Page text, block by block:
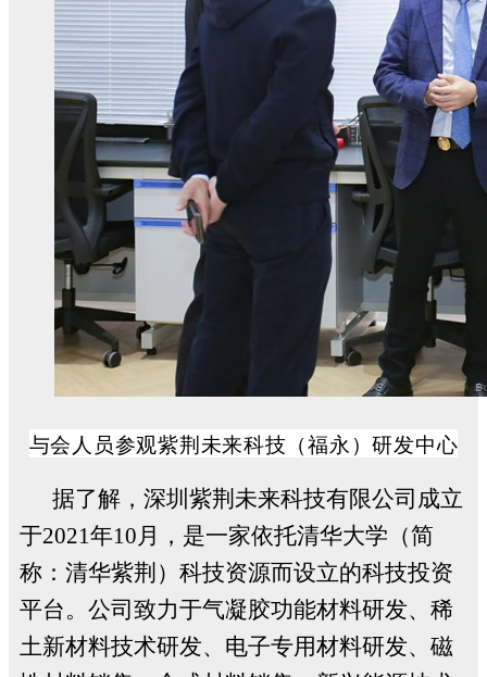
与会人员参观紫荆未来科技（福永）研发中心
据了解，深圳紫荆未来科技有限公司成立
于2021年10月，是一家依托清华大学（简
称：清华紫荆）科技资源而设立的科技投资
平台。公司致力于气凝胶功能材料研发、稀
土新材料技术研发、电子专用材料研发、磁